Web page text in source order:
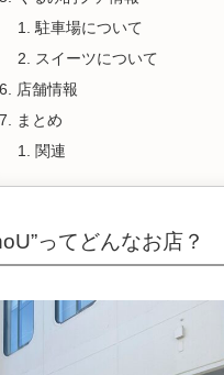
駐車場について
スイーツについて
店舗情報
まとめ
関連
ってどんなお店？